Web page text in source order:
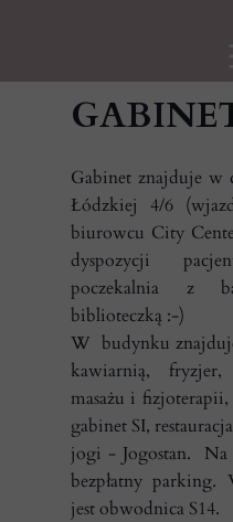
Gabinet znajduje w
Łódzkiej 4/6
biurowcu City
dyspozycji
poczekalnia z
biblioteczką :-)
W budynku
kawiarnią, fryzjer,
masażu i
gabinet SI,
jogi - Jogostan. Na
bezpłatny parking.
jest obwodnica S14.